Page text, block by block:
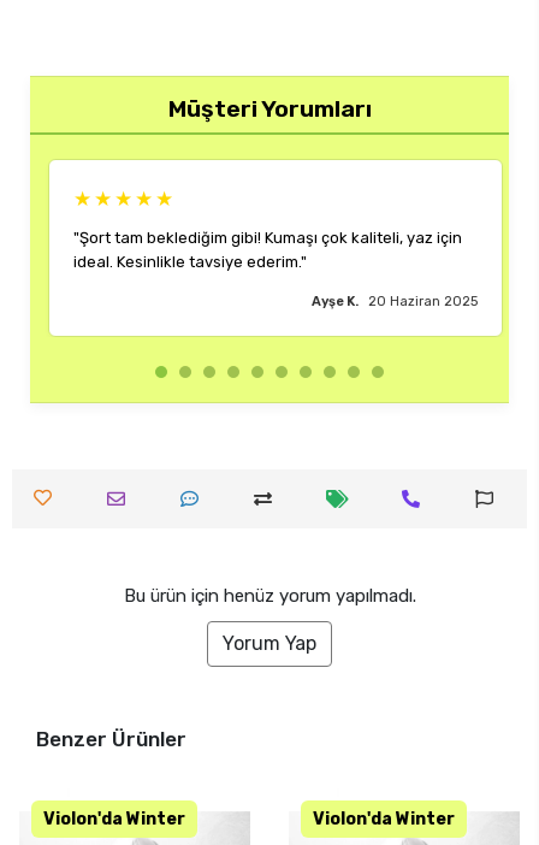
Müşteri Yorumları
tam beklediğim gibi! Kumaşı çok kaliteli, yaz için
Kesinlikle tavsiye ederim."
20 Haziran 2025
"Rengi ve
Bu ürün için henüz yorum yapılmadı.
Yorum Yap
Benzer Ürünler